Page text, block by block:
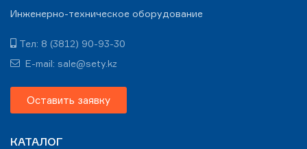
Инженерно-техническое оборудование
Тел: 8 (3812) 90-93-30
E-mail: sale@sety.kz
Оставить заявку
КАТАЛОГ